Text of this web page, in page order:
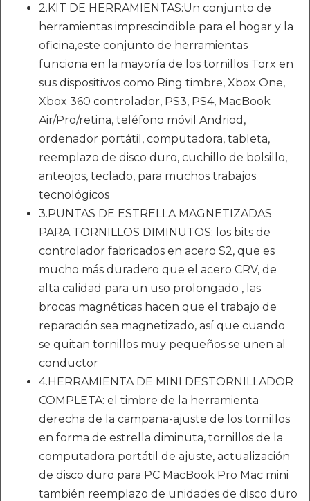
2.KIT DE HERRAMIENTAS:Un conjunto de
herramientas imprescindible para el hogar y la
oficina,este conjunto de herramientas
funciona en la mayoría de los tornillos Torx en
sus dispositivos como Ring timbre, Xbox One,
Xbox 360 controlador, PS3, PS4, MacBook
Air/Pro/retina, teléfono móvil Andriod,
ordenador portátil, computadora, tableta,
reemplazo de disco duro, cuchillo de bolsillo,
anteojos, teclado, para muchos trabajos
tecnológicos
3.PUNTAS DE ESTRELLA MAGNETIZADAS
PARA TORNILLOS DIMINUTOS: los bits de
controlador fabricados en acero S2, que es
mucho más duradero que el acero CRV, de
alta calidad para un uso prolongado , las
brocas magnéticas hacen que el trabajo de
reparación sea magnetizado, así que cuando
se quitan tornillos muy pequeños se unen al
conductor
4.HERRAMIENTA DE MINI DESTORNILLADOR
COMPLETA: el timbre de la herramienta
derecha de la campana-ajuste de los tornillos
en forma de estrella diminuta, tornillos de la
computadora portátil de ajuste, actualización
de disco duro para PC MacBook Pro Mac mini
también reemplazo de unidades de disco duro